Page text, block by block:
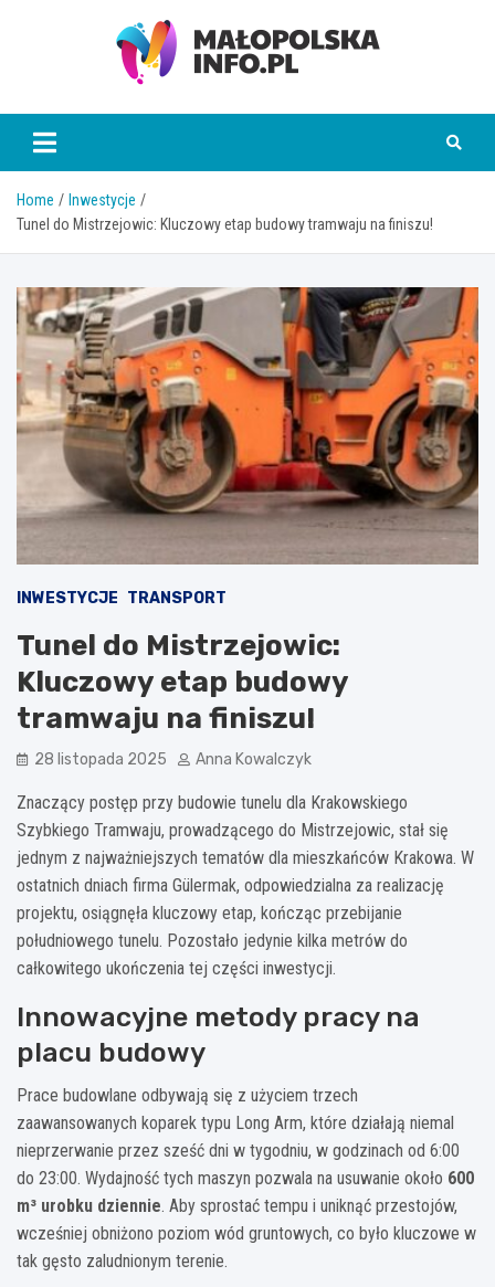
Małopolska Info
Home
Inwestycje
Tunel do Mistrzejowic: Kluczowy etap budowy tramwaju na finiszu!
INWESTYCJE TRANSPORT
Tunel do Mistrzejowic:
Kluczowy etap budowy
tramwaju na finiszu!
28 listopada 2025 Anna Kowalczyk
Znaczący postęp przy budowie tunelu dla Krakowskiego
Szybkiego Tramwaju, prowadzącego do Mistrzejowic, stał się
jednym z najważniejszych tematów dla mieszkańców Krakowa. W
ostatnich dniach firma Gülermak, odpowiedzialna za realizację
projektu, osiągnęła kluczowy etap, kończąc przebijanie
południowego tunelu. Pozostało jedynie kilka metrów do
całkowitego ukończenia tej części inwestycji.
Innowacyjne metody pracy na
placu budowy
Prace budowlane odbywają się z użyciem trzech
zaawansowanych koparek typu Long Arm, które działają niemal
nieprzerwanie przez sześć dni w tygodniu, w godzinach od 6:00
do 23:00. Wydajność tych maszyn pozwala na usuwanie około 600
m³ urobku dziennie. Aby sprostać tempu i uniknąć przestojów,
wcześniej obniżono poziom wód gruntowych, co było kluczowe w
tak gęsto zaludnionym terenie.